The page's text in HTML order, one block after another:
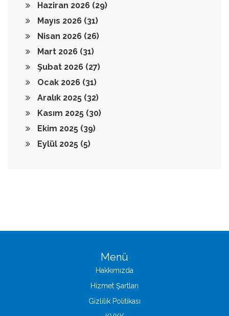
Haziran 2026 (29)
Mayıs 2026 (31)
Nisan 2026 (26)
Mart 2026 (31)
Şubat 2026 (27)
Ocak 2026 (31)
Aralık 2025 (32)
Kasım 2025 (30)
Ekim 2025 (39)
Eylül 2025 (5)
Menü
Hakkımızda
Hizmet Şartları
Gizlilik Politikası